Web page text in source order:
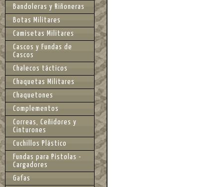
Bandoleras y Riñoneras
Botas Militares
Camisetas Militares
Cascos y Fundas de
Cascos
Chalecos tácticos
Chaquetas Militares
Chaquetones
Complementos
Correas, Ceñidores y
Cinturones
Cuchillos Plástico
Fundas para Pistolas -
Cargadores
Gafas